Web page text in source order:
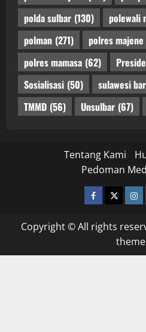
polda sulbar (130) polewali
polman (271) polres majene
polres mamasa (62)
Sosialisasi (50) sulawesi
TMMD (56) Unsulbar (67)
Tentang Kami
Pedoman
facebooktwitter
Copyright © All rights